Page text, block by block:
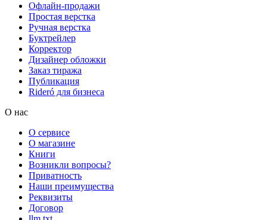
Офлайн-продажи
Простая верстка
Ручная верстка
Буктрейлер
Корректор
Дизайнер обложки
Заказ тиража
Публикация
Rideró для бизнеса
О нас
О сервисе
О магазине
Книги
Возникли вопросы?
Приватность
Наши преимущества
Реквизиты
Договор